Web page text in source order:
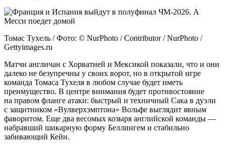
Томас Тухель / Фото: © NurPhoto / Contributor / NurPhoto /
Gettyimages.ru
Матчи англичан с Хорватией и Мексикой показали, что и они
далеко не безупречны у своих ворот, но в открытой игре
команда Томаса Тухеля в любом случае будет иметь
преимущество. В центре внимания будет противостояние
на правом фланге атаки: быстрый и техничный Сака в дуэли
с защитником «Вулверхэмптона» Вольфе выглядит явным
фаворитом. Еще два весомых козыря английской команды —
набравший шикарную форму Беллингем и стабильно
забивающий Кейн.